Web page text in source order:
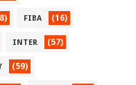
FIBA (16)
INTER (57)
(59)